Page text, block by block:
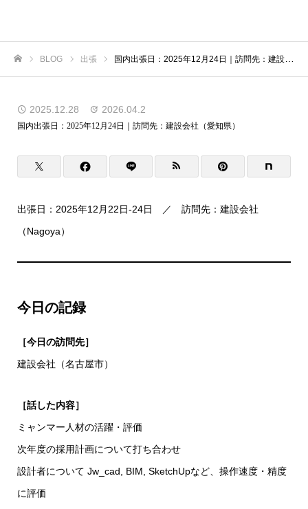
BLOG 出張 国内出張日：2025年12月24日｜訪問先：建設会社（愛知県）
2025.12.28 2026.04.2
国内出張日：2025年12月24日｜訪問先：建設会社（愛知県）
出張日：2025年12月22日-24日 ／ 訪問先：建設会社
（Nagoya）
今日の記録
［今日の訪問先］
建設会社（名古屋市）
［話した内容］
ミャンマー人材の活躍・評価
次年度の採用計画について打ち合わせ
設計者について Jw_cad, BIM, SketchUpなど、操作速度・精度
に評価